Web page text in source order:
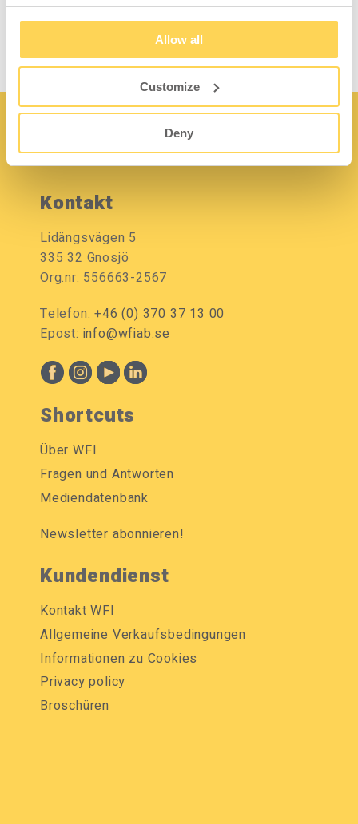
Allow all
Customize
Deny
IP-Klasse: IP20
Kontakt
Lidängsvägen 5
335 32 Gnosjö
Org.nr: 556663-2567
Telefon:+46 (0) 370 37 13 00
Epost: info@wfiab.se
Shortcuts
Über WFI
Fragen und Antworten
Mediendatenbank
Newsletter abonnieren!
Kundendienst
Kontakt WFI
Allgemeine Verkaufsbedingungen
Informationen zu Cookies
Privacy policy
Broschüren